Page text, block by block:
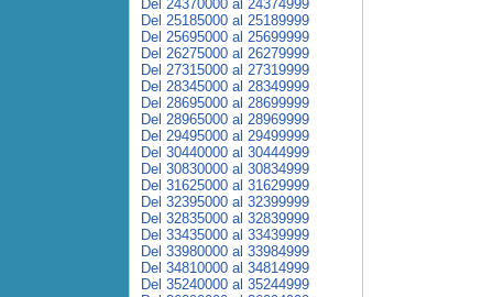
Del 24370000 al 24374999
Del 25185000 al 25189999
Del 25695000 al 25699999
Del 26275000 al 26279999
Del 27315000 al 27319999
Del 28345000 al 28349999
Del 28695000 al 28699999
Del 28965000 al 28969999
Del 29495000 al 29499999
Del 30440000 al 30444999
Del 30830000 al 30834999
Del 31625000 al 31629999
Del 32395000 al 32399999
Del 32835000 al 32839999
Del 33435000 al 33439999
Del 33980000 al 33984999
Del 34810000 al 34814999
Del 35240000 al 35244999